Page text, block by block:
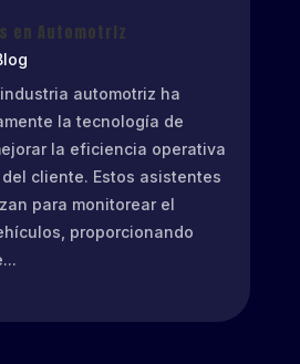
en Automotriz
automotriz ha
la tecnología de
la eficiencia operativa
cliente. Estos asistentes
para monitorear el
proporcionando